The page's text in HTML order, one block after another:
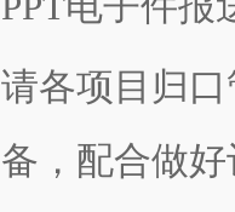
请各项目归
备，配合做